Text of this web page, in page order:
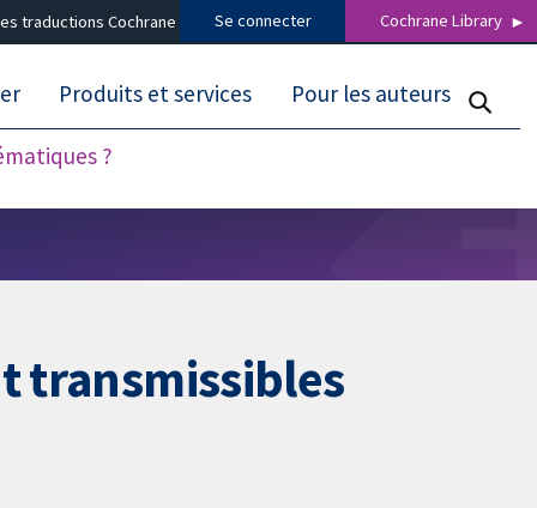
traductions Cochrane Se connecter Cochrane Library
?
Produits et services Pour les auteurs
transmissibles